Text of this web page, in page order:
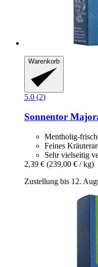
Warenkorb
5.0 (2)
Sonnentor
Mentholig-
Feines
Sehr vielseitig
2,39 € (239,00 € / kg)
Zustellung bis 12.